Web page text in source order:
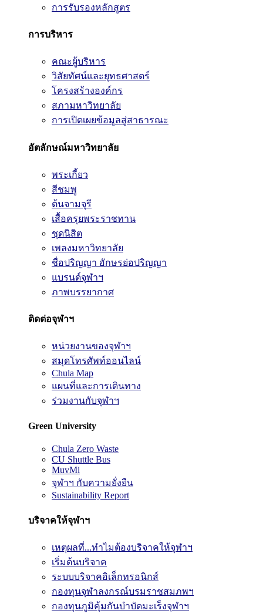
การรับรองหลักสูตร
การบริหาร
คณะผู้บริหาร
วิสัยทัศน์และยุทธศาสตร์
โครงสร้างองค์กร
สภามหาวิทยาลัย
การเปิดเผยข้อมูลสู่สาธารณะ
อัตลักษณ์มหาวิทยาลัย
พระเกี้ยว
สีชมพู
ต้นจามจุรี
เสื้อครุยพระราชทาน
ชุดนิสิต
เพลงมหาวิทยาลัย
ชื่อปริญญา อักษรย่อปริญญา
แบรนด์จุฬาฯ
ภาพบรรยากาศ
ติดต่อจุฬาฯ
หน่วยงานของจุฬาฯ
สมุดโทรศัพท์ออนไลน์
Chula Map
แผนที่และการเดินทาง
ร่วมงานกับจุฬาฯ
Green University
Chula Zero Waste
CU Shuttle Bus
MuvMi
จุฬาฯ กับความยั่งยืน
Sustainability Report
บริจาคให้จุฬาฯ
เหตุผลที่...ทำไมต้องบริจาคให้จุฬาฯ
เริ่มต้นบริจาค
ระบบบริจาคอิเล็กทรอนิกส์
กองทุนจุฬาลงกรณ์บรมราชสมภพฯ
กองทุนภูมิคุ้มกันบำบัดมะเร็งจุฬาฯ